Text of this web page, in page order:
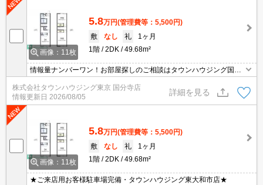
画像：11枚
5.8万円(管理費等：5,500円)
敷
なし 礼
1ヶ月
1階
2DK 49.68m²
情報量ナンバーワン！お部屋探しのご相談はタウンハウジング国分
寺店にお任せを！
株式会社タウンハウジング東京 国分寺店
情報更新日 2026/08/05
詳細を見る
画像：11枚
5.8万円(管理費等：5,500円)
敷
なし 礼
1ヶ月
1階
2DK 49.68m²
★ご来店用お客様駐車場完備・タウンハウジング東大和市店★